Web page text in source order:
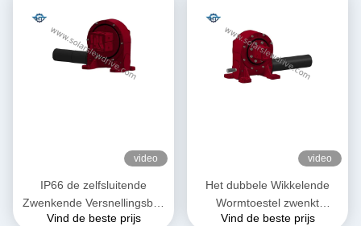
video
IP66 de zelfsluitende
Zwenkende Versnellingsbak
van het
Vind de beste prijs
video
Het dubbele Wikkelende
Wormtoestel zwenkt
Aandrijving voor
Vind de beste prijs